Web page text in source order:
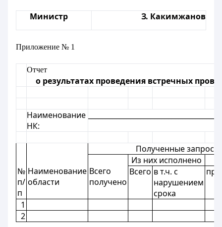
Министр З. Какимжанов
Приложение № 1
Отчет
о результатах проведения встречных
Наименование
НК:
Полученные запросы
Из них исполнено
№
п/
п
Наименование
области
Всего
получено
Всего в т.ч. с
нарушением
срока
1
2